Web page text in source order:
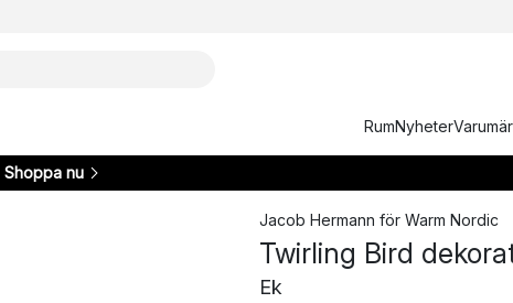
RumNyheter
Shoppa nu
Jacob Hermann för Warm Nordic
Twirling Bird
Ek